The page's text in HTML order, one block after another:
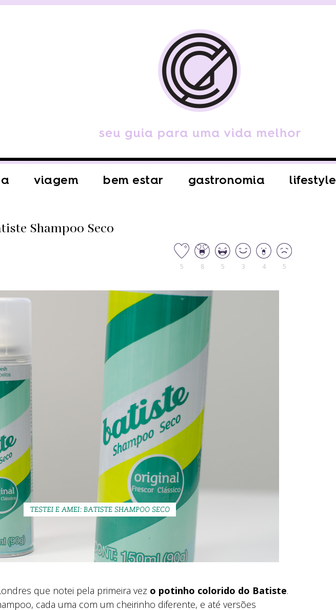
viagem bem estar gastronomia lifestyle
Shampoo Seco
5 8 5 3 4 5
que notei pela primeira vez o potinho colorido do Batiste.
cada uma com um cheirinho diferente, e até versões